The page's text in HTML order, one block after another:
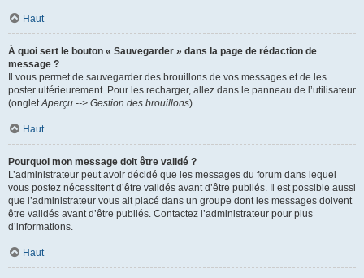
Haut
À quoi sert le bouton « Sauvegarder » dans la page de rédaction de
message ?
Il vous permet de sauvegarder des brouillons de vos messages et de les
poster ultérieurement. Pour les recharger, allez dans le panneau de l’utilisateur
(ongletAperçu --> Gestion des brouillons).
Haut
Pourquoi mon message doit être validé ?
L’administrateur peut avoir décidé que les messages du forum dans lequel
vous postez nécessitent d’être validés avant d’être publiés. Il est possible aussi
que l’administrateur vous ait placé dans un groupe dont les messages doivent
être validés avant d’être publiés. Contactez l’administrateur pour plus
d’informations.
Haut